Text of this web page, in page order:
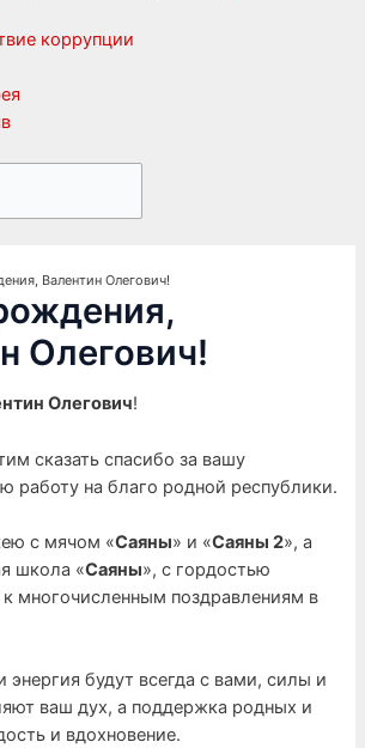
коррупции
Валентин Олегович!
Олегович!
Олегович!
сказать спасибо за вашу
работу на благо родной республики.
с мячом «Саяны» и «Саяны 2», а
школа «Саяны», с гордостью
многочисленным поздравлениям в
энергия будут всегда с вами, силы и
ваш дух, а поддержка родных и
и вдохновение.